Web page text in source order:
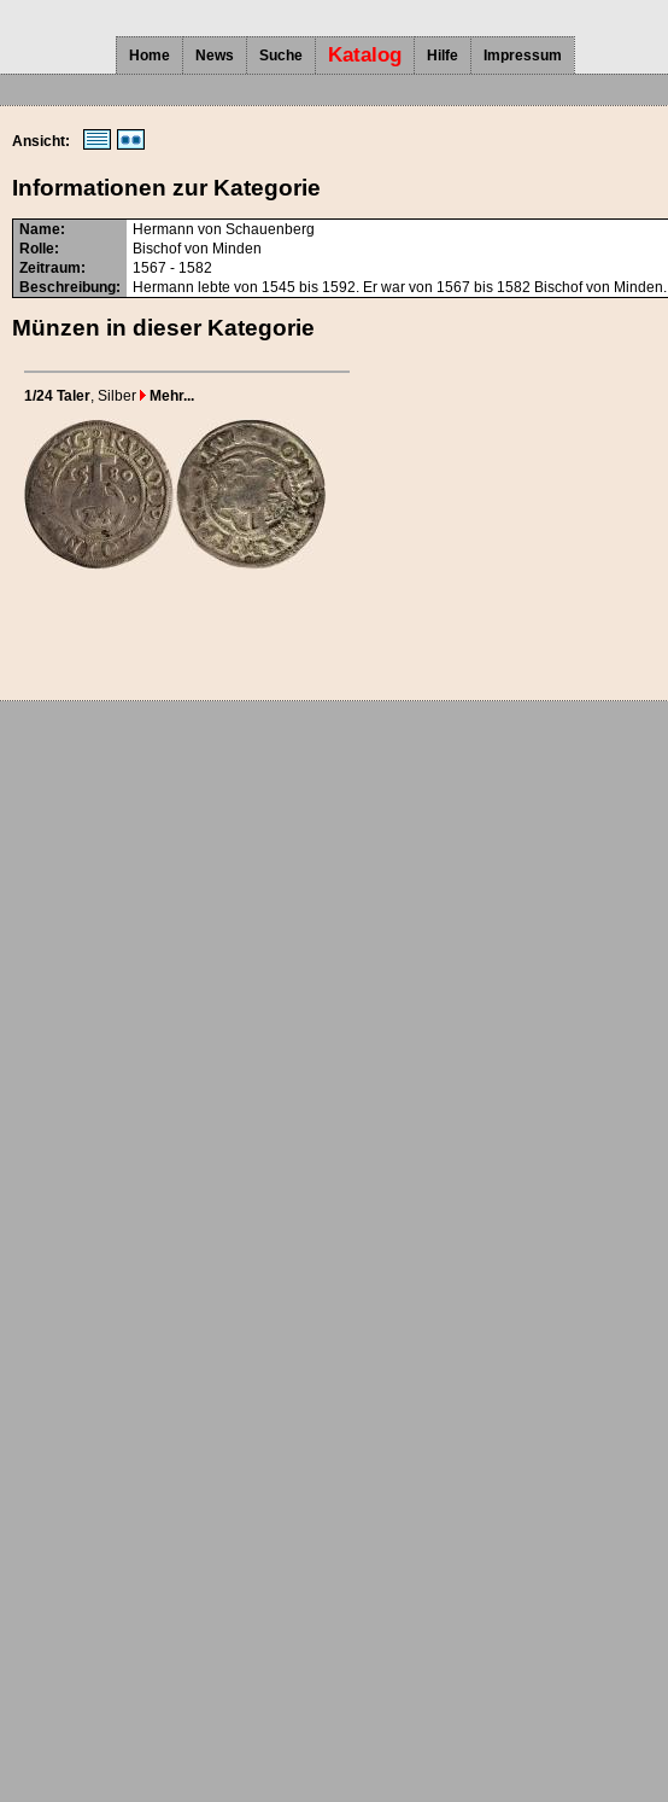
Home News Suche Katalog Hilfe Impressum
Ansicht:
Informationen zur Kategorie
Name:
Hermann von Schauenberg
Rolle:
Bischof von Minden
Zeitraum:
1567 - 1582
Beschreibung:
Hermann lebte von 1545 bis 1592. Er war von 1567 bis 1582 Bischof von Minden.
Münzen in dieser Kategorie
1/24 Taler, Silber Mehr...